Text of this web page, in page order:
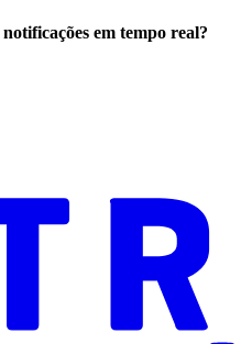
notificações em tempo real?